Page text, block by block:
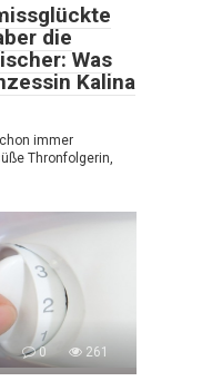
die
Was
Kalina
immer
Thronfolgerin,
0 261